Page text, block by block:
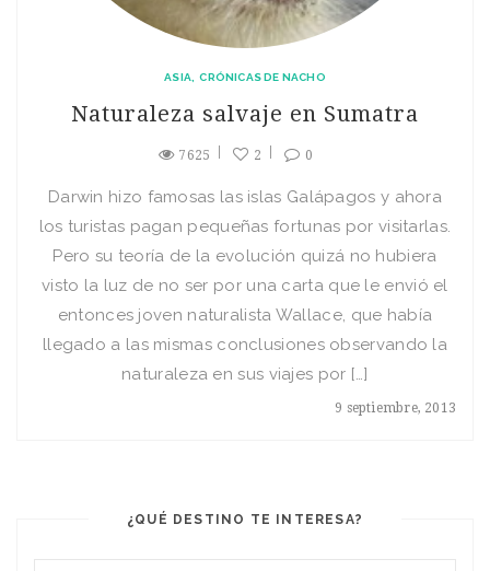
ASIA CRÓNICAS DE NACHO
Naturaleza salvaje en Sumatra
7625 2 0
9 septiembre, 2013
Darwin hizo famosas las islas Galápagos y ahora
los turistas pagan pequeñas fortunas por visitarlas.
Pero su teoría de la evolución quizá no hubiera
visto la luz de no ser por una carta que le envió el
entonces joven naturalista Wallace, que había
llegado a las mismas conclusiones observando la
naturaleza en sus viajes por […]
¿QUÉ DESTINO TE INTERESA?